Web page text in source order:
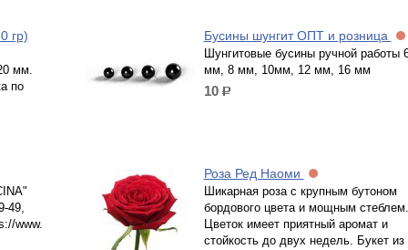
гр)
мм.
по
Бусины шунгит ОПТ и розница
Шунгитовые бусины ручной работы
мм, 8 мм, 10мм, 12 мм, 16 мм
10 р.
49,
www.
Роза Ред Наоми
Шикарная роза с крупным бутоном
бордового цвета и мощным стеблем.
Цветок имеет приятный аромат и
стойкость до двух недель. Букет из